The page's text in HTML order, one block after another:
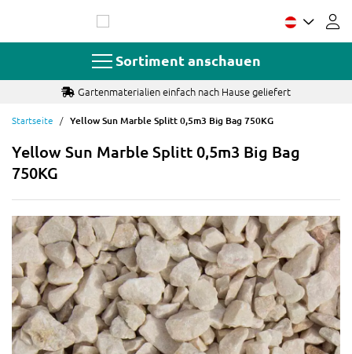
springen
Sortiment anschauen
Gartenmaterialien einfach nach Hause geliefert
Startseite Yellow Sun Marble Splitt 0,5m3 Big Bag 750KG
Yellow Sun Marble Splitt 0,5m3 Big Bag
750KG